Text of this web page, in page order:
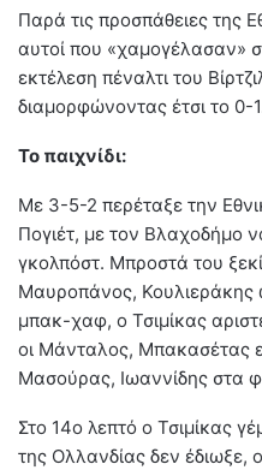
Παρά τις προσπάθειες της
αυτοί που «χαμογέλασαν»
εκτέλεση πέναλτι του
διαμορφώνοντας έτσι το 0-
Το παιχνίδι:
Με 3-5-2 περέταξε την
Πογιέτ, με τον Βλαχοδήμο
γκολπόστ. Μπροστά του
Μαυροπάνος, Κουλιεράκης
μπακ-χαφ, ο Τσιμίκας
οι Μάνταλος, Μπακασέτας
Μασούρας, Ιωαννίδης στα
Στο 14ο λεπτό ο Τσιμίκας
της Ολλανδίας δεν